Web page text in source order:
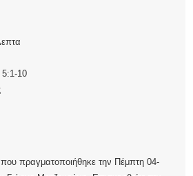
10
πραγματοποιήθηκε την Πέμπτη 04-